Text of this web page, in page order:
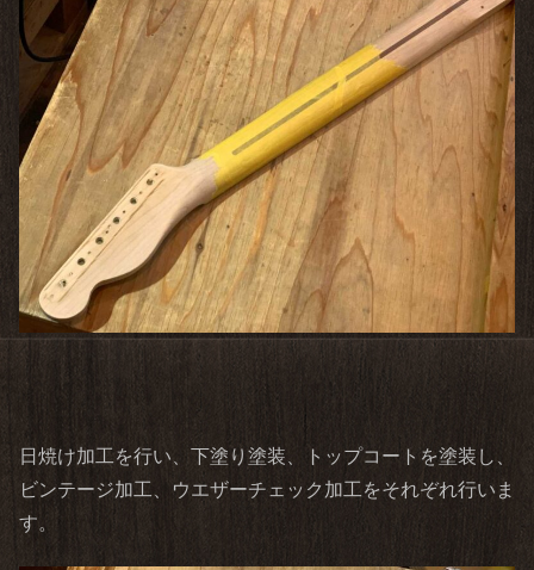
日焼け加工を行い、下塗り塗装、トップコートを塗装し、
ビンテージ加工、ウエザーチェック加工をそれぞれ行いま
す。